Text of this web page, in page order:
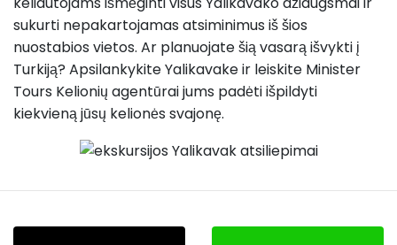
sukurti nepakartojamas atsiminimus iš šios
nuostabios vietos. Ar planuojate šią vasarą išvykti į
Turkiją? Apsilankykite Yalikavake ir leiskite Minister
Tours Kelionių agentūrai jums padėti išpildyti
kiekvieną jūsų kelionės svajonę.